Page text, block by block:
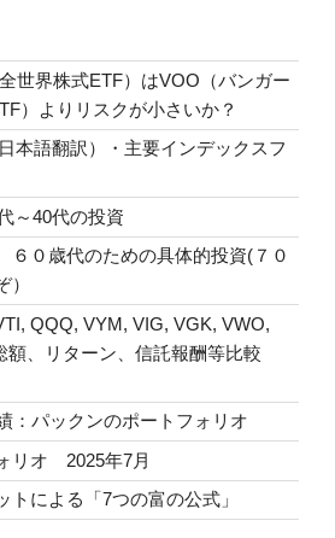
世界株式ETF）はVOO（バンガー
）よりリスクが小さいか？
本語翻訳）・主要インデックスフ
～40代の投資
６０歳代のための具体的投資(７０
QQQ, VYM, VIG, VGK, VWO,
額、リターン、信託報酬等比較
：パックンのポートフォリオ
リオ 2025年7月
トによる「7つの富の公式」